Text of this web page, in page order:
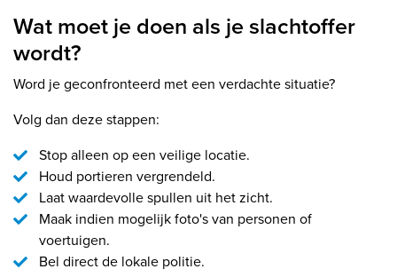
Wat moet je doen als je slachtoffer
wordt?
Word je geconfronteerd met een verdachte situatie?
Volg dan deze stappen:
Stop alleen op een veilige locatie.
Houd portieren vergrendeld.
Laat waardevolle spullen uit het zicht.
Maak indien mogelijk foto's van personen of
voertuigen.
Bel direct de lokale politie.